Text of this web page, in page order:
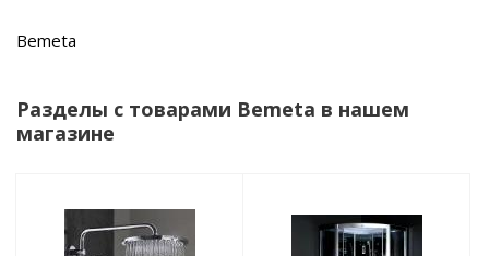
Bemeta
Разделы с товарами Bemeta в нашем
магазине